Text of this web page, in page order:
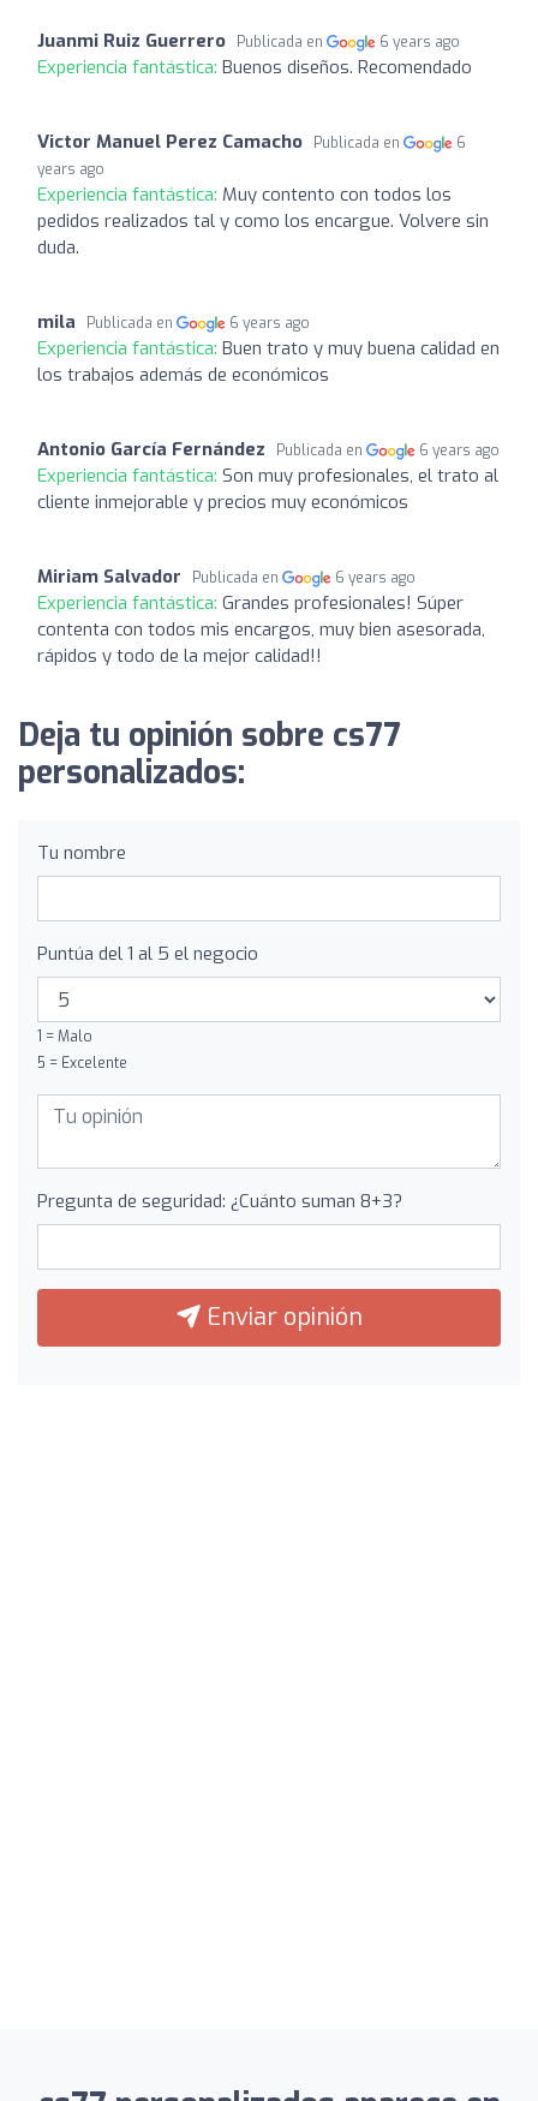
Juanmi Ruiz Guerrero Publicada en 6 years ago
Experiencia fantástica: Buenos diseños. Recomendado
Victor Manuel Perez Camacho Publicada en
6
years ago
Experiencia fantástica: Muy contento con todos los
pedidos realizados tal y como los encargue. Volvere sin
duda.
mila Publicada en 6 years ago
Experiencia fantástica: Buen trato y muy buena calidad en
los trabajos además de económicos
Antonio García Fernández Publicada en 6 years ago
Experiencia fantástica: Son muy profesionales, el trato al
cliente inmejorable y precios muy económicos
Miriam Salvador Publicada en 6 years ago
Experiencia fantástica: Grandes profesionales! Súper
contenta con todos mis encargos, muy bien asesorada,
rápidos y todo de la mejor calidad!!
Deja tu opinión sobre cs77
personalizados:
Tu nombre
Puntúa del 1 al 5 el negocio
1 = Malo
5 = Excelente
Pregunta de seguridad: ¿Cuánto suman 8+3?
Enviar opinión